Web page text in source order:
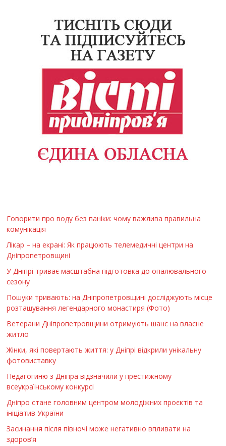
Говорити про воду без паніки: чому важлива правильна
комунікація
Лікар – на екрані: Як працюють телемедичні центри на
Дніпропетровщині
У Дніпрі триває масштабна підготовка до опалювального
сезону
Пошуки тривають: на Дніпропетровщині досліджують місце
розташування легендарного монастиря (Фото)
Ветерани Дніпропетровщини отримують шанс на власне
житло
Жінки, які повертають життя: у Дніпрі відкрили унікальну
фотовиставку
Педагогиню з Дніпра відзначили у престижному
всеукраїнському конкурсі
Дніпро стане головним центром молодіжних проєктів та
ініціатив України
Засинання після півночі може негативно впливати на
здоров’я